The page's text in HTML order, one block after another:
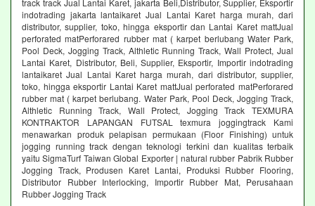
track track Jual Lantai Karet, jakarta Beli,Distributor, Supplier, Eksportir
indotrading jakarta lantaikaret Jual Lantai Karet harga murah, dari
distributor, supplier, toko, hingga eksportir dan Lantai Karet mattJual
perforated matPerforared rubber mat ( karpet berlubang Water Park,
Pool Deck, Jogging Track, Althletic Running Track, Wall Protect, Jual
Lantai Karet, Distributor, Beli, Supplier, Eksportir, Importir indotrading
lantaikaret Jual Lantai Karet harga murah, dari distributor, supplier,
toko, hingga eksportir Lantai Karet mattJual perforated matPerforared
rubber mat ( karpet berlubang. Water Park, Pool Deck, Jogging Track,
Althletic Running Track, Wall Protect, Jogging Track TEXMURA
KONTRAKTOR LAPANGAN FUTSAL texmura joggingtrack Kami
menawarkan produk pelapisan permukaan (Floor Finishing) untuk
jogging running track dengan teknologi terkini dan kualitas terbaik
yaitu SigmaTurf Taiwan Global Exporter | natural rubber Pabrik Rubber
Jogging Track, Produsen Karet Lantai, Produksi Rubber Flooring,
Distributor Rubber Interlocking, Importir Rubber Mat, Perusahaan
Rubber Jogging Track